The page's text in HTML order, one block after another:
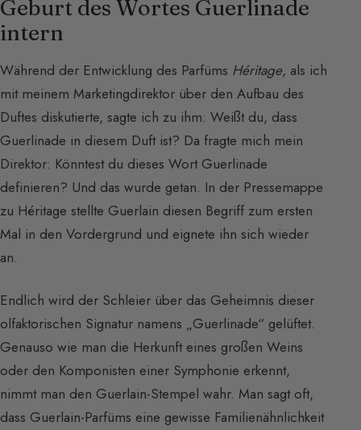
Geburt des Wortes Guerlinade
intern
Während der Entwicklung des Parfüms Héritage, als ich
mit meinem Marketingdirektor über den Aufbau des
Duftes diskutierte, sagte ich zu ihm: Weißt du, dass
Guerlinade in diesem Duft ist? Da fragte mich mein
Direktor: Könntest du dieses Wort Guerlinade
definieren? Und das wurde getan. In der Pressemappe
zu Héritage stellte Guerlain diesen Begriff zum ersten
Mal in den Vordergrund und eignete ihn sich wieder
an.
Endlich wird der Schleier über das Geheimnis dieser
olfaktorischen Signatur namens „Guerlinade“ gelüftet.
Genauso wie man die Herkunft eines großen Weins
oder den Komponisten einer Symphonie erkennt,
nimmt man den Guerlain-Stempel wahr. Man sagt oft,
dass Guerlain-Parfüms eine gewisse Familienähnlichkeit